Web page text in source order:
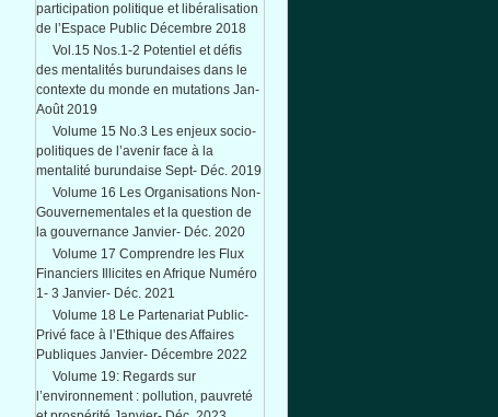
participation politique et libéralisation
de l’Espace Public Décembre 2018
Vol.15 Nos.1-2 Potentiel et défis
des mentalités burundaises dans le
contexte du monde en mutations Jan-
Août 2019
Volume 15 No.3 Les enjeux socio-
politiques de l’avenir face à la
mentalité burundaise Sept- Déc. 2019
Volume 16 Les Organisations Non-
Gouvernementales et la question de
la gouvernance Janvier- Déc. 2020
Volume 17 Comprendre les Flux
Financiers Illicites en Afrique Numéro
1- 3 Janvier- Déc. 2021
Volume 18 Le Partenariat Public-
Privé face à l’Ethique des Affaires
Publiques Janvier- Décembre 2022
Volume 19: Regards sur
l’environnement : pollution, pauvreté